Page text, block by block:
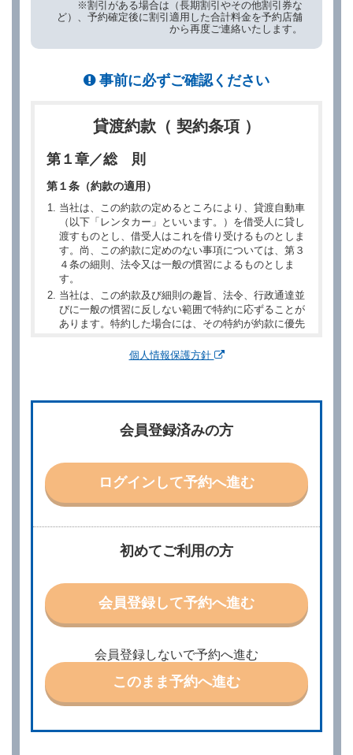
※割引がある場合は（長期割引やその他割引券な
ど）、予約確定後に割引適用した合計料金を予約店舗
から再度ご連絡いたします。
事前に必ずご確認ください
貸渡約款（ 契約条項 ）
第１章／総 則
第１条（約款の適用）
当社は、この約款の定めるところにより、貸渡自動車
（以下「レンタカー」といいます。）を借受人に貸し
渡すものとし、借受人はこれを借り受けるものとしま
す。尚、この約款に定めのない事項については、第３
４条の細則、法令又は一般の慣習によるものとしま
す。
当社は、この約款及び細則の趣旨、法令、行政通達並
びに一般の慣習に反しない範囲で特約に応ずることが
あります。特約した場合には、その特約が約款に優先
別に定める料金表等に同意のうえ、別に定める方法に
他の借受条件（以下「借受条件」といいます。）を明
示して予約の申込みを行うことができます。なお、当
社は、電話連絡並びに電子メールによる予約に応じま
責任を負わないものとします。
当社は、借受人から予約の申込みがあったときは、原
則として、当社の保有するレンタカーの範囲内で予約
特に認める場合を除き、別に定める予約申込金を支払
うものとします。
第３条（予約の変更）
ときは、あらかじめ当社の承諾を受けなければならな
いものとします。
第４条（予約の取消し等）
ができます。
個人情報保護方針
初めてご利用の方
会員登録して予約へ進む
会員登録しないで予約へ進む
このまま予約へ進む
会員登録済みの方
ログインして予約へ進む